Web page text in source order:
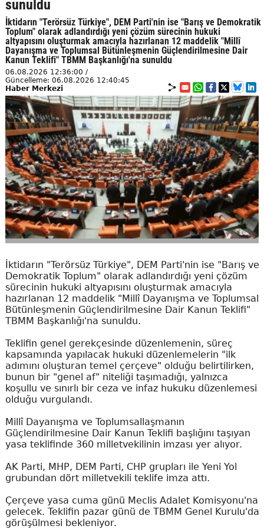
sunuldu
İktidarın "Terörsüz Türkiye", DEM Parti'nin ise "Barış ve Demokratik
Toplum" olarak adlandırdığı yeni çözüm sürecinin hukuki
altyapısını oluşturmak amacıyla hazırlanan 12 maddelik "Millî
Dayanışma ve Toplumsal Bütünleşmenin Güçlendirilmesine Dair
Kanun Teklifi" TBMM Başkanlığı'na sunuldu
06.08.2026 12:36:00 /
Güncelleme: 06.08.2026 12:40:45
Haber Merkezi
İktidarın "Terörsüz Türkiye", DEM Parti'nin ise "Barış ve
Demokratik Toplum" olarak adlandırdığı yeni çözüm
sürecinin hukuki altyapısını oluşturmak amacıyla
hazırlanan 12 maddelik "Millî Dayanışma ve Toplumsal
Bütünleşmenin Güçlendirilmesine Dair Kanun Teklifi"
TBMM Başkanlığı'na sunuldu.
Teklifin genel gerekçesinde düzenlemenin, süreç
kapsamında yapılacak hukuki düzenlemelerin "ilk
adımını oluşturan temel çerçeve" olduğu belirtilirken,
bunun bir "genel af" niteliği taşımadığı, yalnızca
koşullu ve sınırlı bir ceza ve infaz hukuku düzenlemesi
olduğu vurgulandı.
Millî Dayanışma ve Toplumsallaşmanın
Güçlendirilmesine Dair Kanun Teklifi başlığını taşıyan
yasa teklifinde 360 milletvekilinin imzası yer alıyor.
AK Parti, MHP, DEM Parti, CHP grupları ile Yeni Yol
grubundan dört milletvekili teklife imza attı.
Çerçeve yasa cuma günü Meclis Adalet Komisyonu'na
gelecek. Teklifin pazar günü de TBMM Genel Kurulu'da
görüşülmesi bekleniyor.